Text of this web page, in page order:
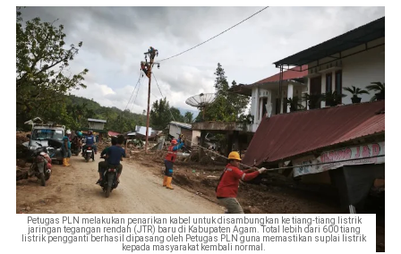
Petugas PLN melakukan penarikan kabel untuk disambungkan ke tiang-tiang listrik
jaringan tegangan rendah (JTR) baru di Kabupaten Agam. Total lebih dari 600 tiang
listrik pengganti berhasil dipasang oleh Petugas PLN guna memastikan suplai listrik
kepada masyarakat kembali normal.